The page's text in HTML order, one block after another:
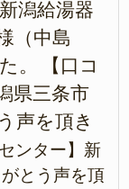
潟給湯器
（中島
。
【口コ
県三条市
声を頂き
ンター】新
とう声を頂